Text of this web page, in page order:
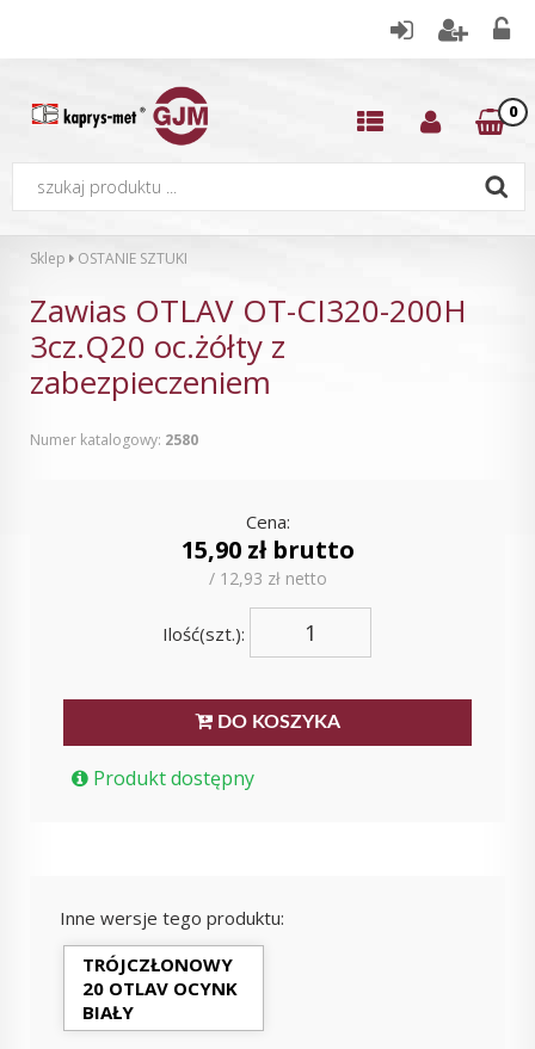
0
Sklep OSTANIE SZTUKI
Zawias OTLAV OT-CI320-200H
3cz.Q20 oc.żółty z
zabezpieczeniem
Numer katalogowy: 2580
Cena:
15,90 zł brutto
/ 12,93 zł netto
Ilość(szt.):
DO KOSZYKA
Produkt dostępny
Inne wersje tego produktu:
TRÓJCZŁONOWY
20 OTLAV OCYNK
BIAŁY